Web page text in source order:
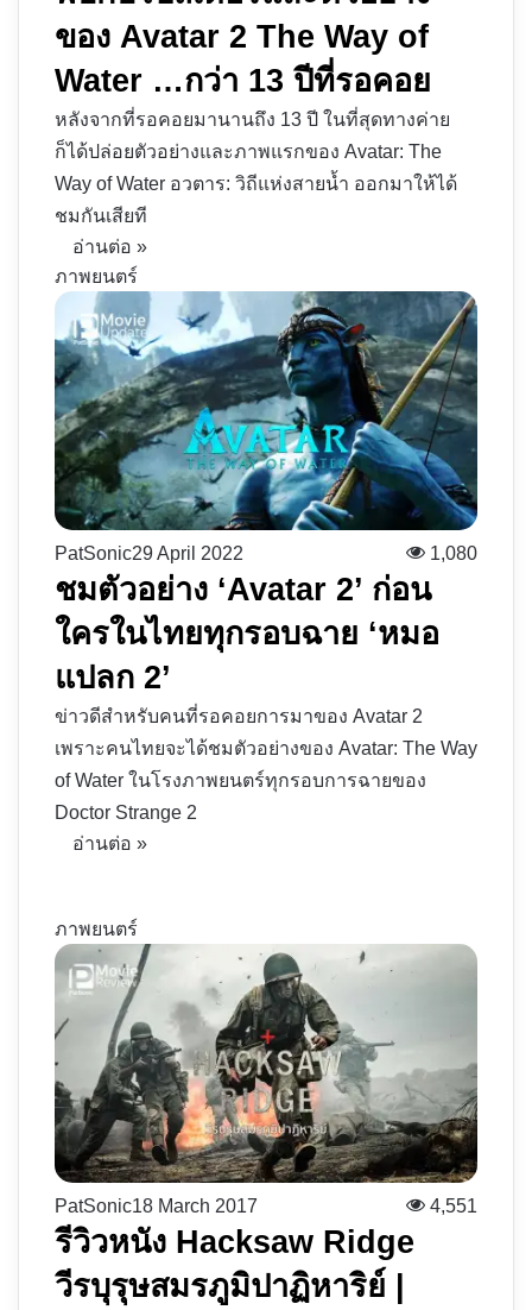
ของ Avatar 2 The Way of
Water …กว่า 13 ปีที่รอคอย
หลังจากที่รอคอยมานานถึง 13 ปี ในที่สุดทางค่าย
ก็ได้ปล่อยตัวอย่างและภาพแรกของ Avatar: The
Way of Water อวตาร: วิถีแห่งสายน้ำ ออกมาให้ได้
ชมกันเสียที
อ่านต่อ »
ภาพยนตร์
PatSonic29 April 2022 1,080
ชมตัวอย่าง ‘Avatar 2’ ก่อน
ใครในไทยทุกรอบฉาย ‘หมอ
แปลก 2’
ข่าวดีสำหรับคนที่รอคอยการมาของ Avatar 2
เพราะคนไทยจะได้ชมตัวอย่างของ Avatar: The Way
of Water ในโรงภาพยนตร์ทุกรอบการฉายของ
Doctor Strange 2
อ่านต่อ »
ภาพยนตร์
PatSonic18 March 2017 4,551
รีวิวหนัง Hacksaw Ridge
วีรบุรุษสมรภูมิปาฏิหาริย์ |